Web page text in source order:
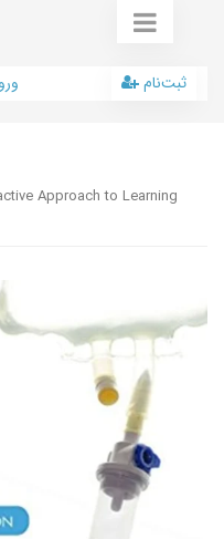
ثبت‌نام
Approach to Learning